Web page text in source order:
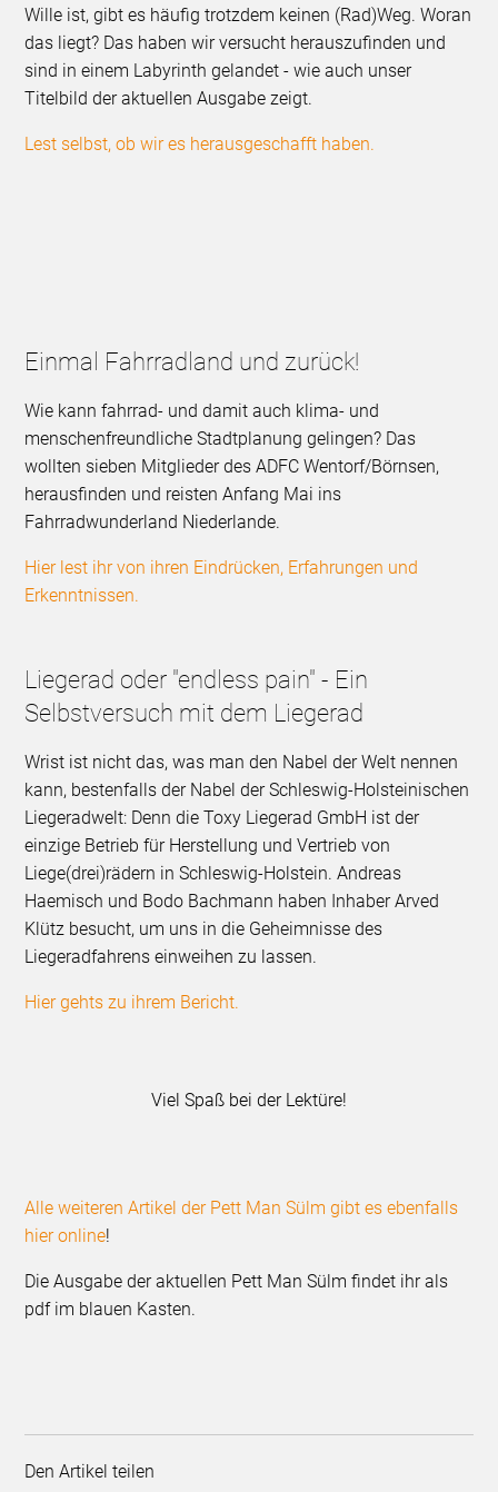
Wille ist, gibt es häufig trotzdem keinen (Rad)Weg. Woran
das liegt? Das haben wir versucht herauszufinden und
sind in einem Labyrinth gelandet - wie auch unser
Titelbild der aktuellen Ausgabe zeigt.
Lest selbst, ob wir es herausgeschafft haben.
Einmal Fahrradland und zurück!
Wie kann fahrrad- und damit auch klima- und
menschenfreundliche Stadtplanung gelingen? Das
wollten sieben Mitglieder des ADFC Wentorf/Börnsen,
herausfinden und reisten Anfang Mai ins
Fahrradwunderland Niederlande.
Hier lest ihr von ihren Eindrücken, Erfahrungen und
Erkenntnissen.
Liegerad oder "endless pain" - Ein
Selbstversuch mit dem Liegerad
Wrist ist nicht das, was man den Nabel der Welt nennen
kann, bestenfalls der Nabel der Schleswig-Holsteinischen
Liegeradwelt: Denn die Toxy Liegerad GmbH ist der
einzige Betrieb für Herstellung und Vertrieb von
Liege(drei)rädern in Schleswig-Holstein. Andreas
Haemisch und Bodo Bachmann haben Inhaber Arved
Klütz besucht, um uns in die Geheimnisse des
Liegeradfahrens einweihen zu lassen.
Hier gehts zu ihrem Bericht.
Viel Spaß bei der Lektüre!
Alle weiteren Artikel der Pett Man Sülm gibt es ebenfalls
hier online!
Die Ausgabe der aktuellen Pett Man Sülm findet ihr als
pdf im blauen Kasten.
Den Artikel teilen